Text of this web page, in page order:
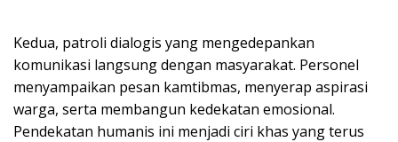
Kedua, patroli dialogis yang mengedepankan
komunikasi langsung dengan masyarakat. Personel
menyampaikan pesan kamtibmas, menyerap aspirasi
warga, serta membangun kedekatan emosional.
Pendekatan humanis ini menjadi ciri khas yang terus